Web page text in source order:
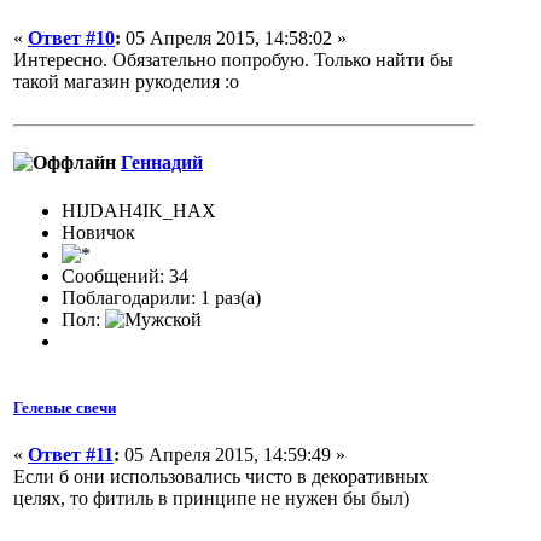
« Ответ #10: 05 Апреля 2015, 14:58:02 »
Интересно. Обязательно попробую. Только найти бы
такой магазин рукоделия :о
Геннадий
HIJDAH4IK_HAX
Новичок
Сообщений: 34
Поблагодарили: 1 раз(а)
Пол:
Гелевые свечи
« Ответ #11: 05 Апреля 2015, 14:59:49 »
Если б они использовались чисто в декоративных
целях, то фитиль в принципе не нужен бы был)